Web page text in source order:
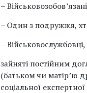
–
– Один з подружжя,
–
зайняті постійним
(батьком чи матір’ю
соціальної